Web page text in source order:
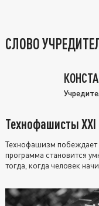
СЛОВО
Технофашисты XXI
Технофашизм побеждает
программа становится
тогда, когда человек